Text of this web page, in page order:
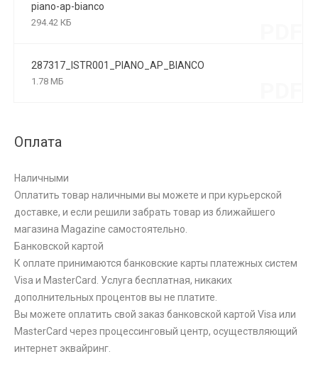
piano-ap-bianco
294.42 КБ
287317_ISTR001_PIANO_AP_BIANCO
1.78 МБ
Оплата
Наличными
Оплатить товар наличными вы можете и при курьерской
доставке, и если решили забрать товар из ближайшего
магазина Magazine самоcтоятельно.
Банковской картой
К оплате принимаются банковские карты платежных систем
Visa и MasterCard. Услуга бесплатная, никаких
дополнительных процентов вы не платите.
Вы можете оплатить свой заказ банковской картой Visa или
MasterCard через процессинговый центр, осуществляющий
интернет эквайринг.